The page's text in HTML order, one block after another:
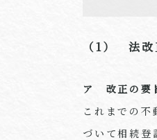
（1） 法改
ア 改正の要
これまでの
づいて相続登